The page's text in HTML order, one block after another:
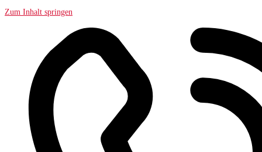
Zum Inhalt springen